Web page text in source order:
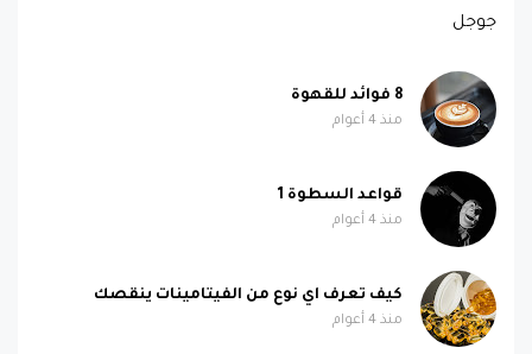
جوجل
8 فوائد للقهوة
منذ 4 أعوام
قواعد السطوة 1
منذ 4 أعوام
كيف تعرف اي نوع من الفيتامينات ينقصك
منذ 4 أعوام